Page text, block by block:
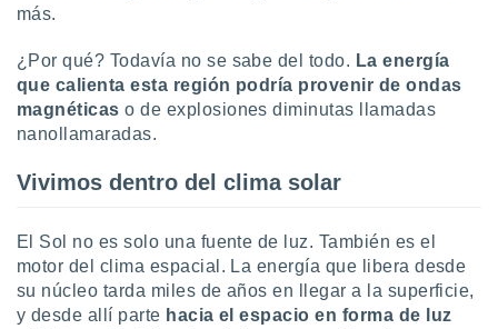
más.
¿Por qué? Todavía no se sabe del todo. La energía
que calienta esta región podría provenir de ondas
magnéticas o de explosiones diminutas llamadas
nanollamaradas.
Vivimos dentro del clima solar
El Sol no es solo una fuente de luz. También es el
motor del clima espacial. La energía que libera desde
su núcleo tarda miles de años en llegar a la superficie,
y desde allí parte hacia el espacio en forma de luz